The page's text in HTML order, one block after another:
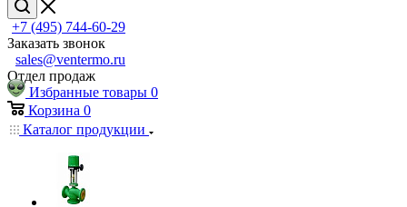
+7 (495) 744-60-29
Заказать звонок
sales@ventermo.ru
Отдел продаж
Избранные товары 0
Корзина 0
Каталог продукции